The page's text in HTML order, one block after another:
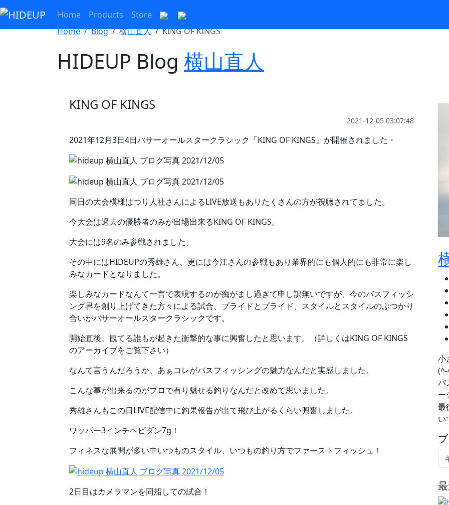
Home Products Store
Home Blog 横山直人 KING OF KINGS
HIDEUP Blog 横山直人
KING OF KINGS
2021-12-05 03:07:48
2021年12月3日4日バサーオールスタークラシック「KING OF KINGS』が開催されました・
同日の大会模様はつり人社さんによるLIVE放送もありたくさんの方が視聴されてました。
今大会は過去の優勝者のみが出場出来るKING OF KINGS。
大会には9名のみ参戦されました。
その中にはHIDEUPの秀雄さん、更には今江さんの参戦もあり業界的にも個人的にも非常に楽し
みなカードとなりました。
楽しみなカードなんて一言で表現するのが痴がまし過ぎて申し訳無いですが、今のバスフィッシ
ング界を創り上げてきた方々による試合、プライドとプライド、スタイルとスタイルのぶつかり
合いがバサーオールスタークラシックです。
開始直後、観てる誰もが起きた衝撃的な事に興奮したと思います。（詳しくはKING OF KINGS
のアーカイブをご覧下さい）
なんて言うんだろうか、あぁコレがバスフィッシングの魅力なんだと実感しました。
こんな事が出来るのがプロで有り魅せる釣りなんだと改めて思いました。
秀雄さんもこの日LIVE配信中に釣果報告が出て飛び上がるくらい興奮しました。
ワッパー3インチヘビダン7g！
フィネスな展開が多い中いつものスタイル、いつもの釣り方でファーストフィッシュ！
2日目はカメラマンを同船しての試合！
小
バ
ー
最
い